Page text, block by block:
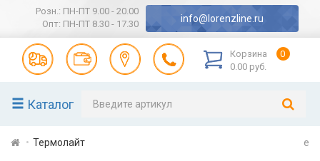
Розн.: ПН-ПТ 9.00 - 20.00
Опт: ПН-ПТ 8.30 - 17.30
info@lorenzline.ru
Корзина
0
0.00 руб.
Каталог
Термолайт e